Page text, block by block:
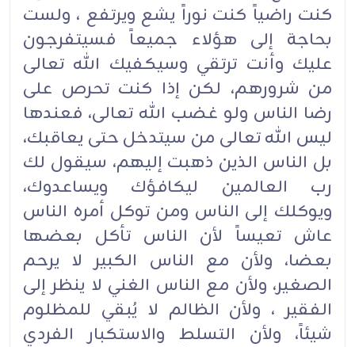
كنت راضياً كنت نوراً يشع ويرتفع ، ولست
بحاجة إلى هؤلاء جميعاً فسيتفرجون
عليك وأنت ترتقي وسيكفيك الله تعالى
من شرورهم، لكن إذا كنت تحرص على
رضا الناس ولو غضب الله تعالى، فعندها
ليس الله تعالى من سيتدخل حتى يعاقبك،
بل الناس الذين ذهبت إليهم، سيقول لك
رب العالمين ليكافؤك ويساعدوك،
ويوكلك إلى الناس ومن توكل أمره الناس
عاش تعيساً لأن الناس تأكل بعضها
بعضا، ولأن مع الناس الكبير لا يرحم
الصغير، ولأن مع الناس الغني لا ينظر إلى
الفقير ، ولأن الظالم لا يُبقي للمظلوم
شيئاً، ولأن التسلط والاستكبار الفردي